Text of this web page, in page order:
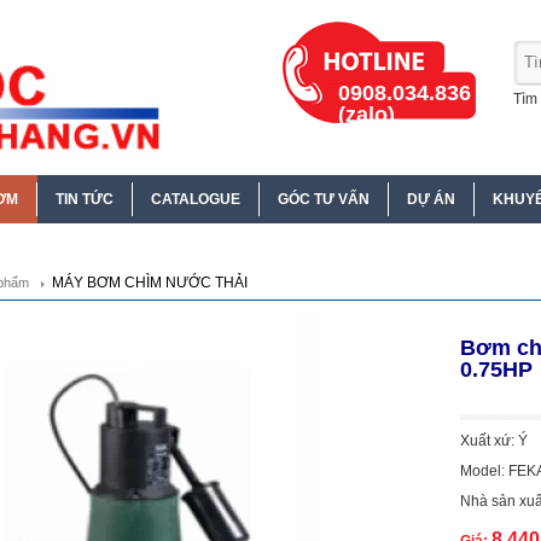
Tìm
0908.034.836
(zalo)
TIN TỨC CATALOGUE GÓC TƯ VẤN DỰ ÁN
MÁY BƠM CHÌM NƯỚC THẢI
Bơm
0.75HP
Xuất xứ: Ý
Model:
Nhà sản